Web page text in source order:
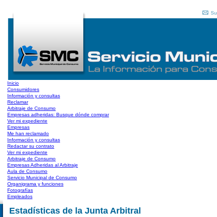
Inicio
Consumidores
Información y consultas
Reclamar
Arbitraje de Consumo
Empresas adheridas: Busque dónde comprar
Ver mi expediente
Empresas
Me han reclamado
Información y consultas
Redactar su contrato
Ver mi expediente
Arbitraje de Consumo
Empresas Adheridas al Arbitraje
Aula de Consumo
Servicio Municipal de Consumo
Organigrama y funciones
Fotografías
Empleados
Estadísticas de la Junta Arbitral